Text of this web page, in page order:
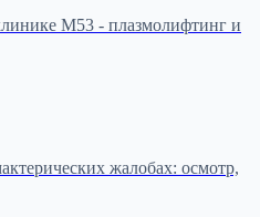
М53 - плазмолифтинг и
жалобах: осмотр,